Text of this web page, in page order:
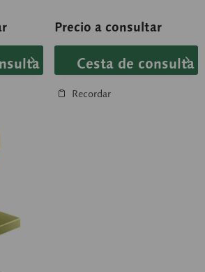
Precio a consultar
Cesta de consulta
Recordar